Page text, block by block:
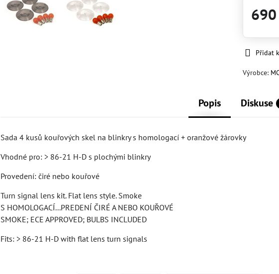
Přidat
Výrobce:
Popis Diskuse
Sada 4 kusů kouřových skel na blinkry s homologací + oranžové žárovky
Vhodné pro: > 86-21 H-D s plochými blinkry
Provedení: čiré nebo kouřové
Turn signal lens kit. Flat lens style. Smoke
S HOMOLOGACÍ...PREDENÍ ČIRÉ A NEBO KOUŘOVÉ
SMOKE; ECE APPROVED; BULBS INCLUDED
Fits: > 86-21 H-D with flat lens turn signals